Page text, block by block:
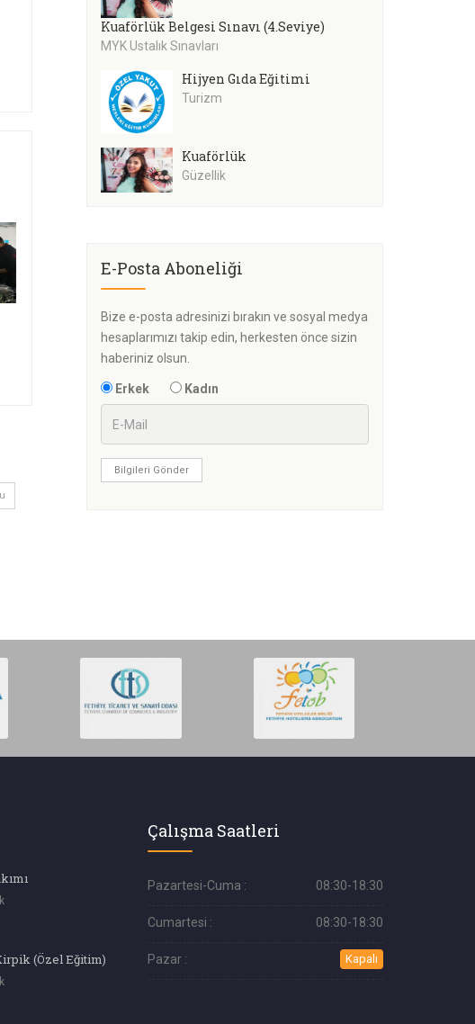
Kuaförlük Belgesi Sınavı (4.Seviye)
MYK Ustalık Sınavları
Hijyen Gıda Eğitimi
Turizm
Kuaförlük
Güzellik
E-Posta Aboneliği
Bize e-posta adresinizi bırakın ve sosyal medya
hesaplarımızı takip edin, herkesten önce sizin
haberiniz olsun.
Erkek Kadın
Bilgileri Gönder
(Özel Eğitim)
Çalışma Saatleri
Pazartesi-Cuma : 08:30-18:30
Cumartesi : 08:30-18:30
Pazar : Kapalı